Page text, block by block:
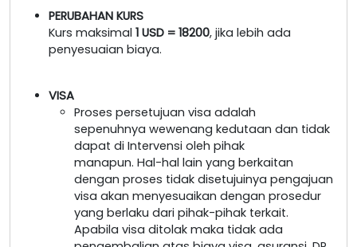
PERUBAHAN KURS
Kurs maksimal 1 USD = 18200, jika lebih ada
penyesuaian biaya.
VISA
Proses persetujuan visa adalah
sepenuhnya wewenang kedutaan dan tidak
dapat di Intervensi oleh pihak
manapun. Hal-hal lain yang berkaitan
dengan proses tidak disetujuinya pengajuan
visa akan menyesuaikan dengan prosedur
yang berlaku dari pihak-pihak terkait.
Apabila visa ditolak maka tidak ada